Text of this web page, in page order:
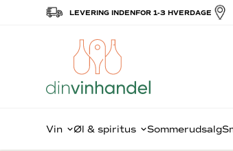
LEVERING INDENFOR 1-3 HVERDAGE
Vin Øl & spiritus Sommerudsalg